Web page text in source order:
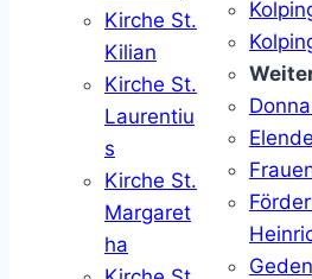
Kirche St.
Kilian
Kirche St.
Laurentiu
s
Kirche St.
Margaret
ha